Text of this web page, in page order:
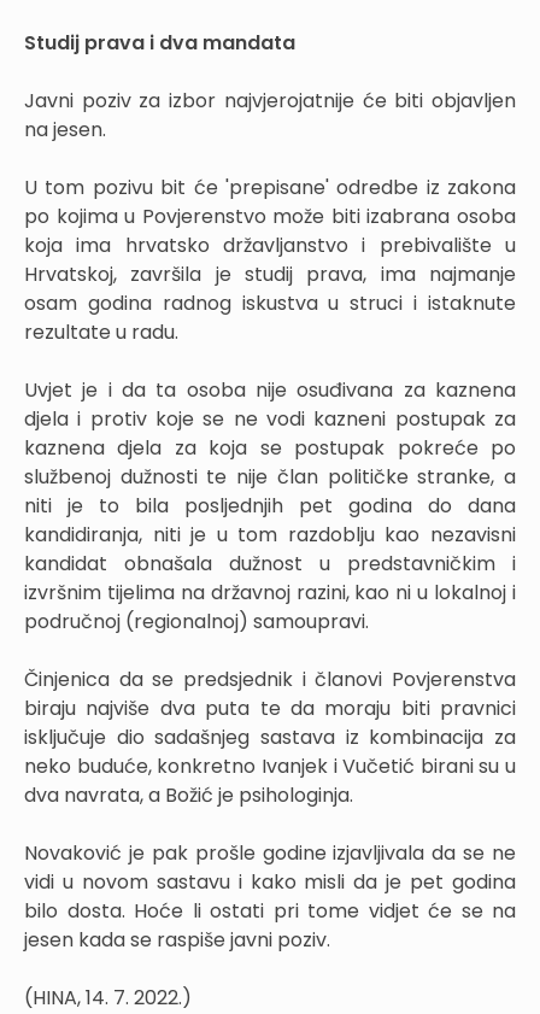
Studij prava i dva mandata
Javni poziv za izbor najvjerojatnije će biti objavljen
na jesen.
U tom pozivu bit će 'prepisane' odredbe iz zakona
po kojima u Povjerenstvo može biti izabrana osoba
koja ima hrvatsko državljanstvo i prebivalište u
Hrvatskoj, završila je studij prava, ima najmanje
osam godina radnog iskustva u struci i istaknute
rezultate u radu.
Uvjet je i da ta osoba nije osuđivana za kaznena
djela i protiv koje se ne vodi kazneni postupak za
kaznena djela za koja se postupak pokreće po
službenoj dužnosti te nije član političke stranke, a
niti je to bila posljednjih pet godina do dana
kandidiranja, niti je u tom razdoblju kao nezavisni
kandidat obnašala dužnost u predstavničkim i
izvršnim tijelima na državnoj razini, kao ni u lokalnoj i
područnoj (regionalnoj) samoupravi.
Činjenica da se predsjednik i članovi Povjerenstva
biraju najviše dva puta te da moraju biti pravnici
isključuje dio sadašnjeg sastava iz kombinacija za
neko buduće, konkretno Ivanjek i Vučetić birani su u
dva navrata, a Božić je psihologinja.
Novaković je pak prošle godine izjavljivala da se ne
vidi u novom sastavu i kako misli da je pet godina
bilo dosta. Hoće li ostati pri tome vidjet će se na
jesen kada se raspiše javni poziv.
(HINA, 14. 7. 2022.)